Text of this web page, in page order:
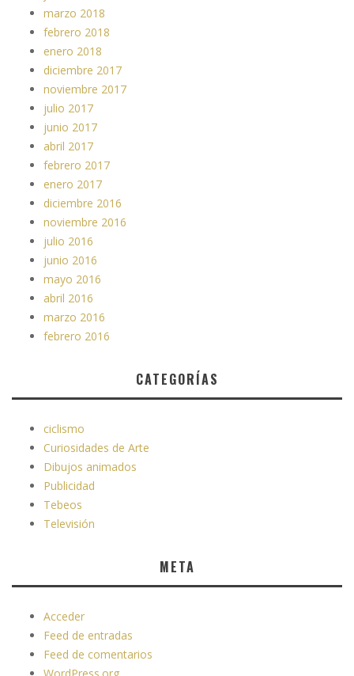
marzo 2018
febrero 2018
enero 2018
diciembre 2017
noviembre 2017
julio 2017
junio 2017
abril 2017
febrero 2017
enero 2017
diciembre 2016
noviembre 2016
julio 2016
junio 2016
mayo 2016
abril 2016
marzo 2016
febrero 2016
CATEGORÍAS
ciclismo
Curiosidades de Arte
Dibujos animados
Publicidad
Tebeos
Televisión
META
Acceder
Feed de entradas
Feed de comentarios
WordPress.org